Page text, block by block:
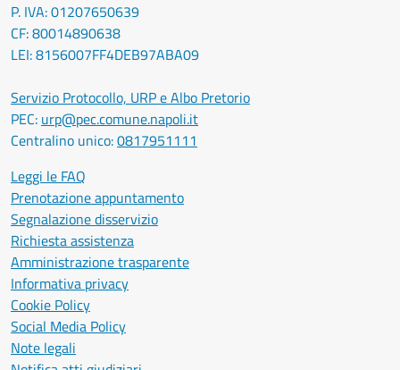
P. IVA: 01207650639
CF: 80014890638
LEI: 8156007FF4DEB97ABA09
Servizio Protocollo, URP e Albo Pretorio
PEC: urp@pec.comune.napoli.it
Centralino unico:0817951111
Leggi le FAQ
Prenotazione appuntamento
Segnalazione disservizio
Richiesta assistenza
Amministrazione trasparente
Informativa privacy
Cookie Policy
Social Media Policy
Note legali